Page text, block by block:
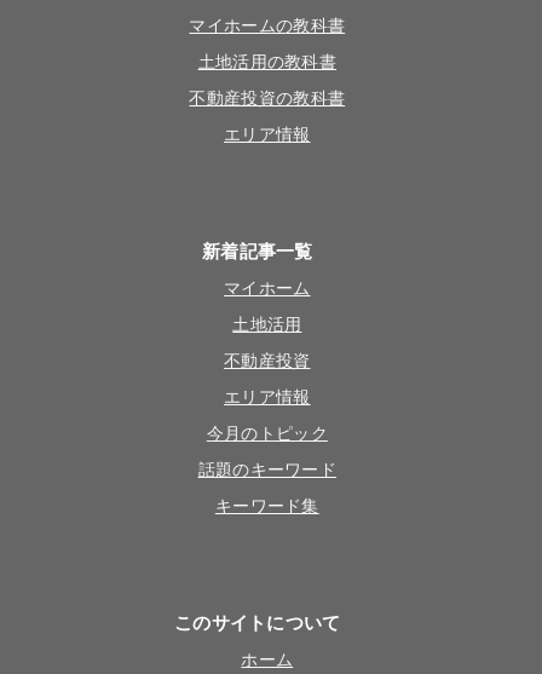
マイホームの教科書
土地活用の教科書
不動産投資の教科書
エリア情報
新着記事一覧
マイホーム
土地活用
不動産投資
エリア情報
今月のトピック
話題のキーワード
キーワード集
このサイトについて
ホーム